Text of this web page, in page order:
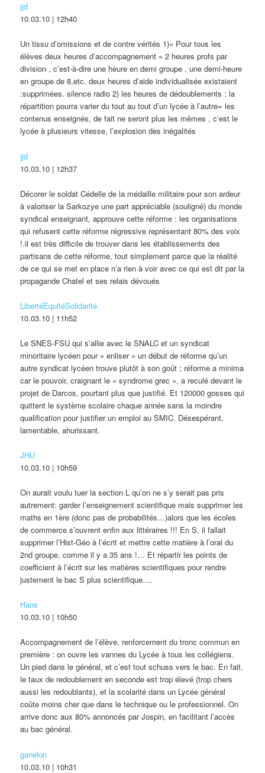
jjd
10.03.10 | 12h40
Un tissu d’omissions et de contre vérités 1)« Pour tous les
élèves deux heures d’accompagnement « 2 heures profs par
division , c’est-à-dire une heure en demi groupe , une demi-heure
en groupe de 8,etc. deux heures d’aide individualisée existaient
:supprimées. silence radio 2) les heures de dédoublements : la
répartition pourra varier du tout au tout d’un lycée à l’autre= les
contenus enseignés, de fait ne seront plus les mêmes , c’est le
lycée à plusieurs vitesse, l’explosion des inégalités
jjd
10.03.10 | 12h37
Décorer le soldat Cédelle de la médaille militaire pour son ardeur
à valoriser la Sarkozye une part appréciable (souligné) du monde
syndical enseignant, approuve cette réforme : les organisations
qui refusent cette réforme régressive représentant 80% des voix
!.il est très difficile de trouver dans les établissements des
partisans de cette réforme, tout simplement parce que la réalité
de ce qui se met en place n’a rien à voir avec ce qui est dit par la
propagande Chatel et ses relais dévoués
LibertéEquitéSolidarité
10.03.10 | 11h52
Le SNES-FSU qui s’allie avec le SNALC et un syndicat
minoritaire lycéen pour « enliser » un début de réforme qu’un
autre syndicat lycéen trouve plutôt à son goût ; réforme a minima
car le pouvoir, craignant le « syndrome grec », a reculé devant le
projet de Darcos, pourtant plus que justifié. Et 120000 gosses qui
quittent le système scolaire chaque année sans la moindre
qualification pour justifier un emploi au SMIC. Désespérant,
lamentable, ahurissant.
JHU
10.03.10 | 10h59
On aurait voulu tuer la section L qu’on ne s’y serait pas pris
autrement: garder l’enseignement scientifique mais supprimer les
maths en 1ère (donc pas de probabilités…)alors que les écoles
de commerce s’ouvrent enfin aux littéraires !!! En S, il fallait
supprimer l’Hist-Géo à l’écrit et mettre cette matière à l’oral du
2nd groupe, comme il y a 35 ans !… Et répartir les points de
coefficient à l’écrit sur les matières scientifiques pour rendre
justement le bac S plus scientifique….
Hans
10.03.10 | 10h50
Accompagnement de l’élève, renforcement du tronc commun en
première : on ouvre les vannes du Lycée à tous les collégiens.
Un pied dans le général, et c’est tout schuss vers le bac. En fait,
le taux de redoublement en seconde est trop élevé (trop chers
aussi les redoublants), et la scolarité dans un Lycée général
coûte moins cher que dans le technique ou le professionnel. On
arrive donc aux 80% annoncés par Jospin, en facilitant l’accès
au bac général.
ganelon
10.03.10 | 10h31